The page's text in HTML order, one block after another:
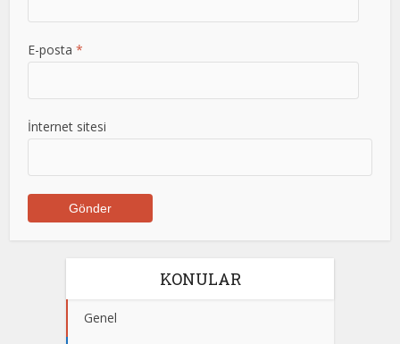
E-posta*
İnternet sitesi
KONULAR
Genel